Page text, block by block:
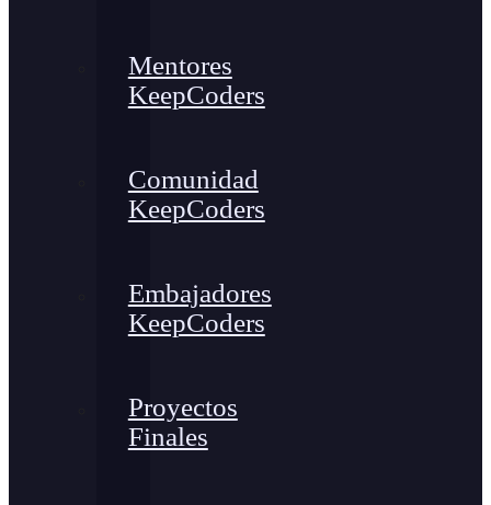
Mentores
KeepCoders
Comunidad
KeepCoders
Embajadores
KeepCoders
Proyectos
Finales